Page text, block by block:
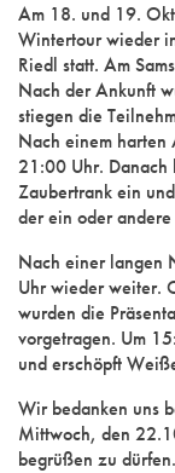
Am 18. und 19.
Wintertour wieder
Riedl statt. Am
Nach der Ankunft
stiegen die
Nach einem harten
21:00 Uhr. Danach
Zaubertrank ein
der ein oder
Nach einer langen
Uhr wieder weiter.
wurden die
vorgetragen. Um
und erschöpft
Wir bedanken uns
Mittwoch, den
begrüßen zu dürfen.